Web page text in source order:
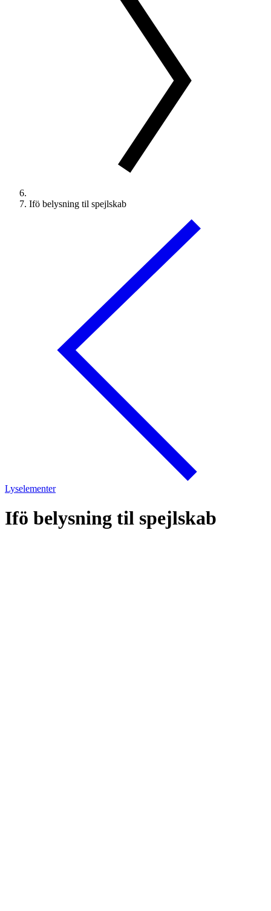
Ifö belysning til spejlskab
Lyselementer
Ifö belysning til spejlskab